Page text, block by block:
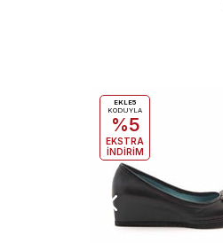
EKLE5
KODUYLA
%5
EKSTRA
İNDİRİM